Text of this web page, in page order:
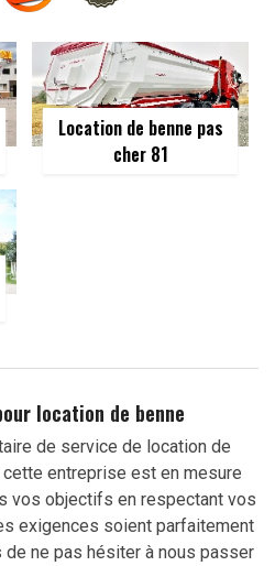
Location de benne pas
cher 81
location de benne
de service de location de
entreprise est en mesure
vos objectifs en respectant vos
exigences soient parfaitement
ne pas hésiter à nous passer